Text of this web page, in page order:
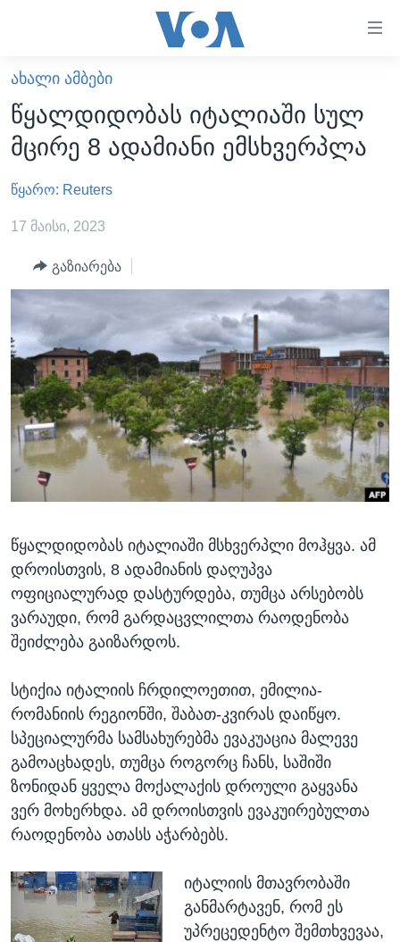
ხელმისაწვდომობისთვის
გადადით
მთავარზე
გადადით
მთავარ
გადადით
ძიებაზე
ᲐᲮᲐᲚᲘ ᲐᲛᲑᲔᲑᲘ
ᲡᲐᲥᲐᲠᲗᲕᲔᲚᲝ
ᲐᲨᲨ
ᲐᲨᲨ-ᲘᲡ ᲐᲠᲩᲔᲕᲜᲔᲑᲘ 2024
ᲛᲡᲝᲤᲚᲘᲝ
ᲕᲘᲓᲔᲝᲔᲑᲘ
ᲒᲐᲓᲐᲪᲔᲛᲔᲑᲘ
ᲕᲐᲨᲘᲜᲒᲢᲝᲜᲘ ᲓᲦᲔᲡ
ᲮᲔᲓᲕᲐ ᲕᲐᲨᲘᲜᲒᲢᲝᲜᲘᲓᲐᲜ
ᲡᲢᲣᲓᲘᲐ ᲕᲐᲨᲘᲜᲒᲢᲝᲜᲘ
ᲡᲮᲕᲐ ᲡᲘᲐᲮᲚᲔᲔᲑᲘ
ᲞᲝᲚᲘᲢᲘᲙᲐ
ᲔᲙᲝᲜᲝᲛᲘᲙᲐ
ᲯᲐᲜᲛᲠᲗᲔᲚᲝᲑᲐ
ᲛᲔᲪᲜᲘᲔᲠᲔᲑᲐ
ᲙᲣᲚᲢᲣᲠᲐ
ᲒᲐᲚᲘᲚᲔᲝ
ᲓᲔᲖᲘᲜᲤᲝᲠᲛᲐᲪᲘᲐ
ᲠᲣᲡᲔᲗᲘᲡ ᲨᲔᲭᲠᲐ ᲣᲙᲠᲐᲘᲜᲐᲨᲘ
Learning English
ᲗᲕᲐᲚᲘ ᲒᲕᲐᲓᲔᲕᲜᲔᲗ
ენები
ᲐᲮᲐᲚᲘ ᲐᲛᲑᲔᲑᲘ
წყალდიდობას იტალიაში სულ
მცირე 8 ადამიანი ემსხვერპლა
წყარო: Reuters
17 მაისი, 2023
გაზიარება
წყალდიდობას იტალიაში მსხვერპლი მოჰყვა. ამ
დროისთვის, 8 ადამიანის დაღუპვა
ოფიციალურად დასტურდება, თუმცა არსებობს
ვარაუდი, რომ გარდაცვლილთა რაოდენობა
შეიძლება გაიზარდოს.
სტიქია იტალიის ჩრდილოეთით, ემილია-
რომანიის რეგიონში, შაბათ-კვირას დაიწყო.
სპეციალურმა სამსახურებმა ევაკუაცია მალევე
გამოაცხადეს, თუმცა როგორც ჩანს, საშიში
ზონიდან ყველა მოქალაქის დროული გაყვანა
ვერ მოხერხდა. ამ დროისთვის ევაკუირებულთა
რაოდენობა ათასს აჭარბებს.
იტალიის მთავრობაში
განმარტავენ, რომ ეს
უპრეცედენტო შემთხვევაა,